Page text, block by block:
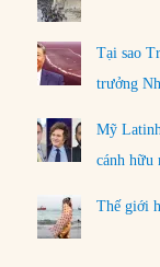
Tại sao
trưởng
Mỹ
cánh hữu
Thế giới